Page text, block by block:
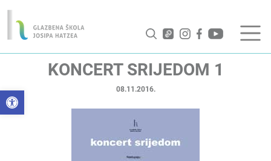
Open toolbar
KONCERT SRIJEDOM 1
08.11.2016.